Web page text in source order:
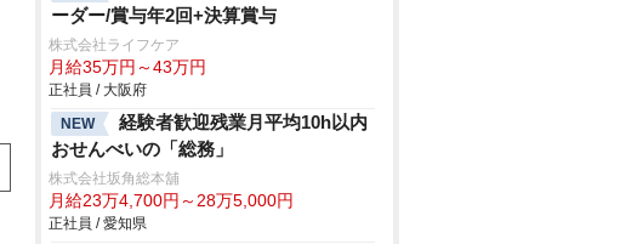
ーダー/賞与年2回+決算賞与
株式会社ライフケア
月給35万円～43万円
正社員 / 大阪府
NEW
経験者歓迎残業月平均10h以内
おせんべいの「総務」
株式会社坂角総本舖
月給23万4,700円～28万5,000円
正社員 / 愛知県